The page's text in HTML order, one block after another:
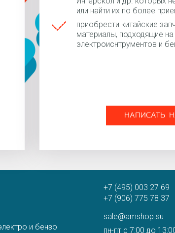
или найти их по более
приобрести китайские
материалы, подходящие
электроиснтрументов и
НАПИСАТЬ
и бензо
+7 (495) 003 27 69
+7 (906) 775 78 37
sale@amshop.su
пн-пт с 7:00 до